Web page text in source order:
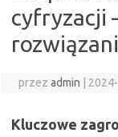
cyfryzacji
przez admin
Kluczowe